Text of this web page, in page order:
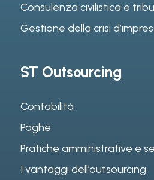
Consulenza civilistica e
Gestione della crisi
ST Outsourcing
Contabilità
Paghe
Pratiche amministrative e
I vantaggi dell’outsourcing